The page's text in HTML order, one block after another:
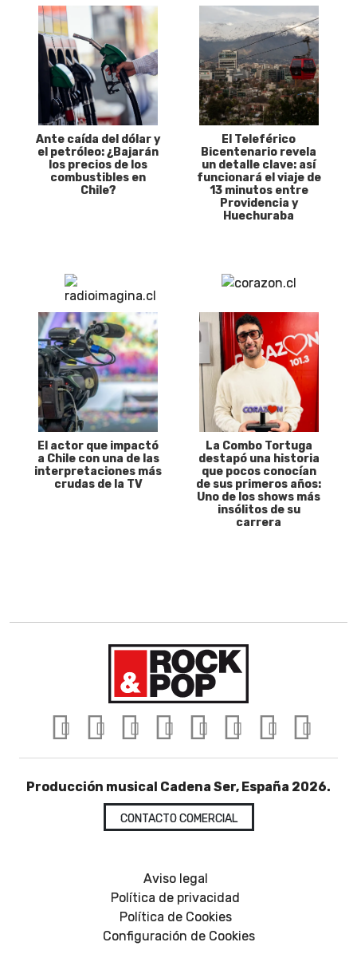
Ante caída del dólar y
el petróleo: ¿Bajarán
los precios de los
combustibles en
Chile?
El Teleférico
Bicentenario revela
un detalle clave: así
funcionará el viaje de
13 minutos entre
Providencia y
Huechuraba
El actor que impactó
a Chile con una de las
interpretaciones más
crudas de la TV
La Combo Tortuga
destapó una historia
que pocos conocían
de sus primeros años:
Uno de los shows más
insólitos de su
carrera
Producción musical Cadena Ser, España 2026.
CONTACTO COMERCIAL
Aviso legal
Política de privacidad
Política de Cookies
Configuración de Cookies